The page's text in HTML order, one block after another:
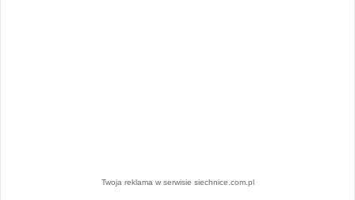
Twoja reklama w serwisie siechnice.com.pl